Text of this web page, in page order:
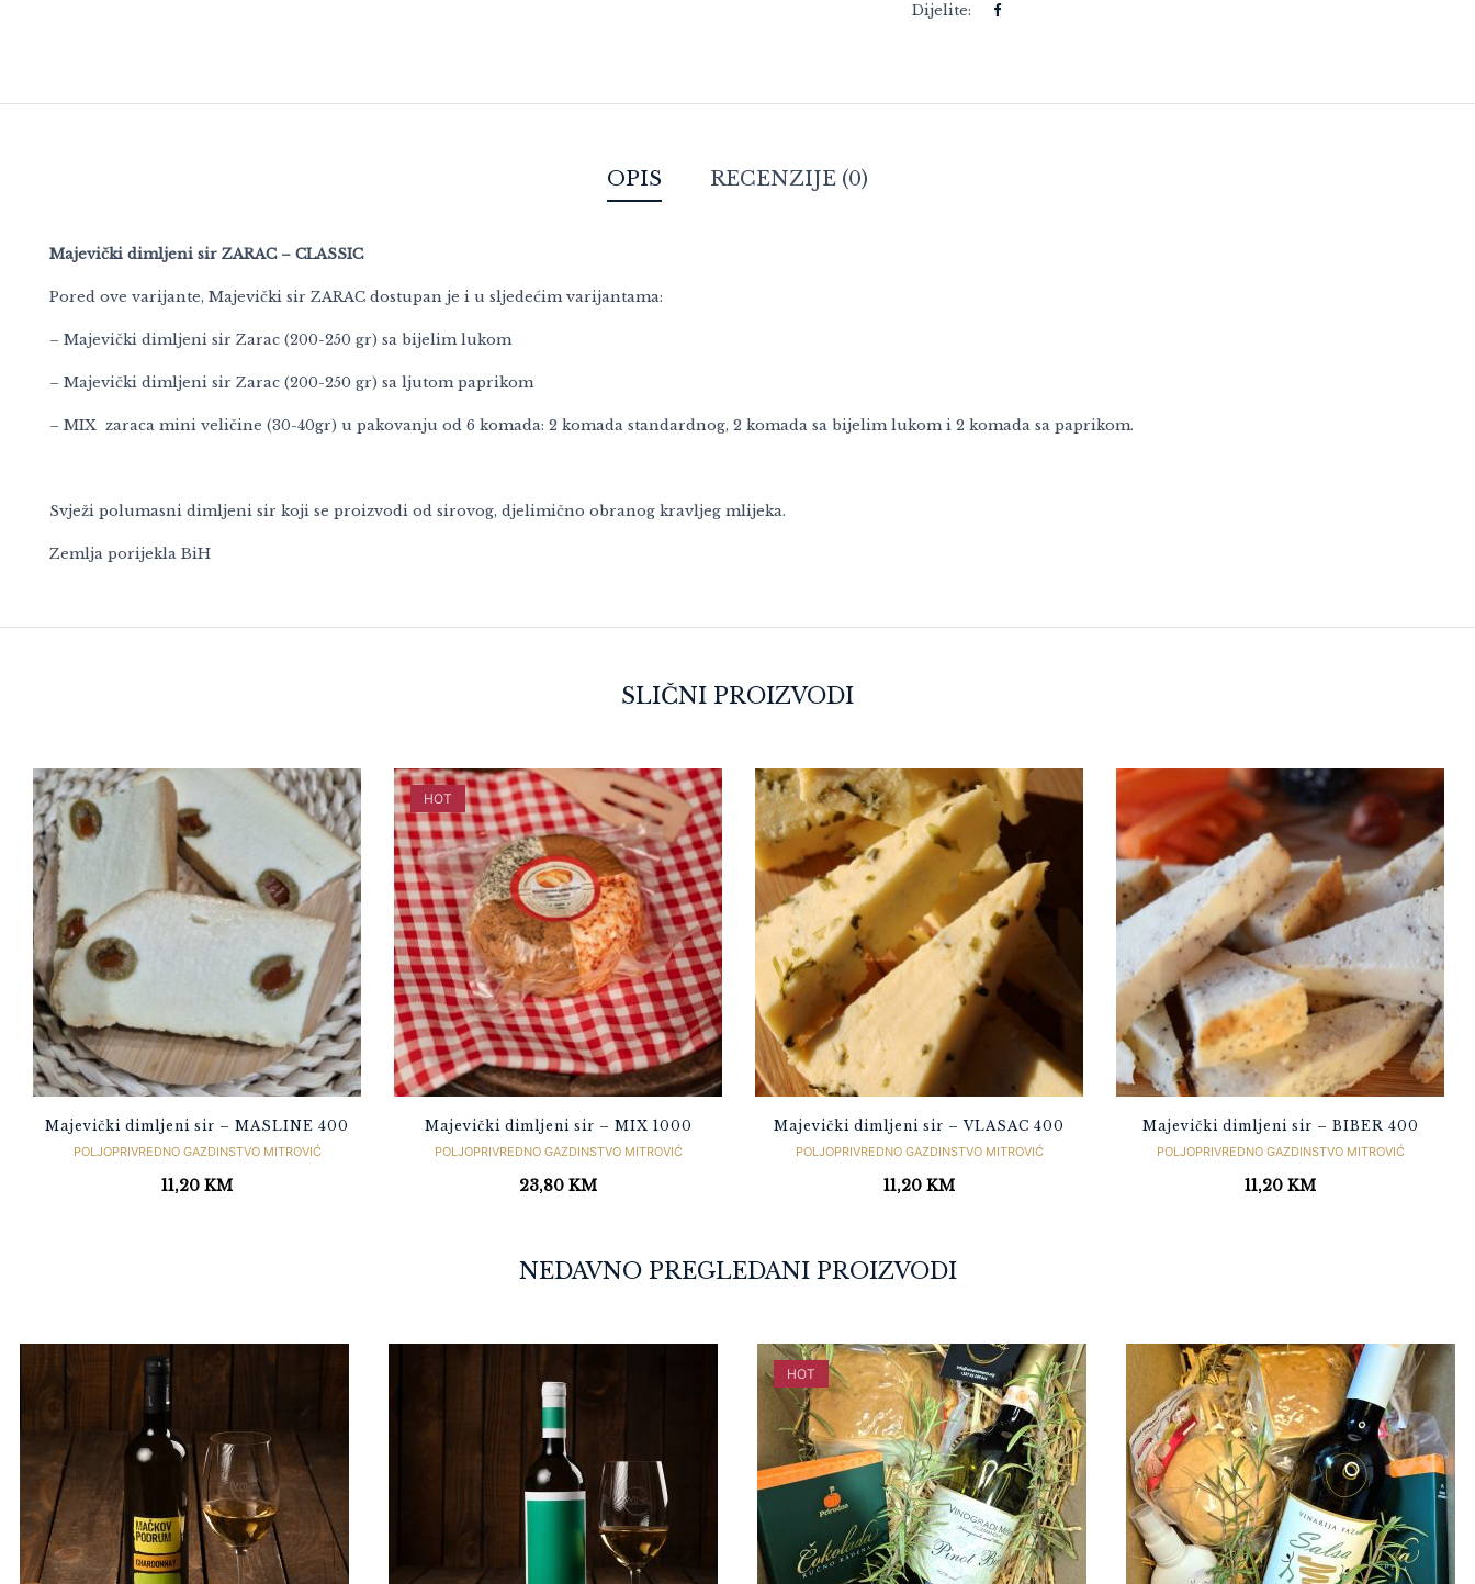
Dijelite:
OPIS RECENZIJE (0)
Majevički dimljeni sir ZARAC – CLASSIC
Pored ove varijante, Majevički sir ZARAC dostupan je i u sljedećim varijantama:
– Majevički dimljeni sir Zarac (200-250 gr) sa bijelim lukom
– Majevički dimljeni sir Zarac (200-250 gr) sa ljutom paprikom
– MIX zaraca mini veličine (30-40gr) u pakovanju od 6 komada: 2 komada standardnog, 2 komada sa bijelim lukom i 2 komada sa paprikom.
Svježi polumasni dimljeni sir koji se proizvodi od sirovog, djelimično obranog kravljeg mlijeka.
Zemlja porijekla BiH
SLIČNI PROIZVODI
Majevički dimljeni sir – MASLINE 400
POLJOPRIVREDNO GAZDINSTVO MITROVIĆ
11,20 KM
HOT
Majevički dimljeni sir – MIX 1000
POLJOPRIVREDNO GAZDINSTVO MITROVIĆ
23,80 KM
Majevički dimljeni sir – VLASAC 400
POLJOPRIVREDNO GAZDINSTVO MITROVIĆ
11,20 KM
Majevički dimljeni sir – BIBER 400
POLJOPRIVREDNO GAZDINSTVO MITROVIĆ
11,20 KM
NEDAVNO PREGLEDANI PROIZVODI
HOT